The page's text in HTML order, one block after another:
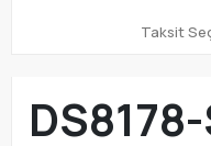
Taksit